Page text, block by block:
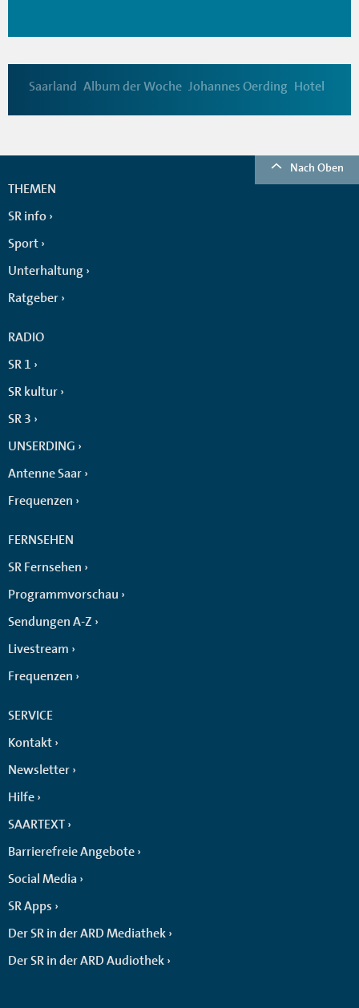
Saarland Album der Woche Johannes Oerding Hotel
Nach Oben
THEMEN
SR info
Sport
Unterhaltung
Ratgeber
RADIO
SR 1
SR kultur
SR 3
UNSERDING
Antenne Saar
Frequenzen
FERNSEHEN
SR Fernsehen
Programmvorschau
Sendungen A-Z
Livestream
Frequenzen
SERVICE
Kontakt
Newsletter
Hilfe
SAARTEXT
Barrierefreie Angebote
Social Media
SR Apps
Der SR in der ARD Mediathek
Der SR in der ARD Audiothek